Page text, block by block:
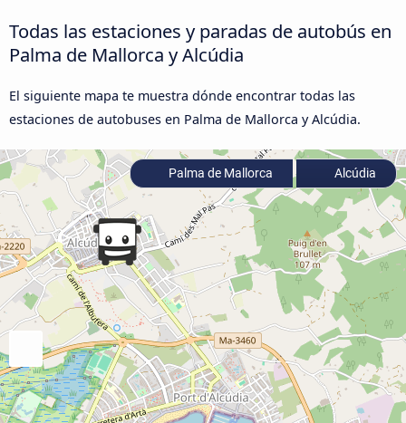
Todas las estaciones y paradas de autobús en
Palma de Mallorca y Alcúdia
El siguiente mapa te muestra dónde encontrar todas las
estaciones de autobuses en Palma de Mallorca y Alcúdia.
Palma de Mallorca Alcúdia